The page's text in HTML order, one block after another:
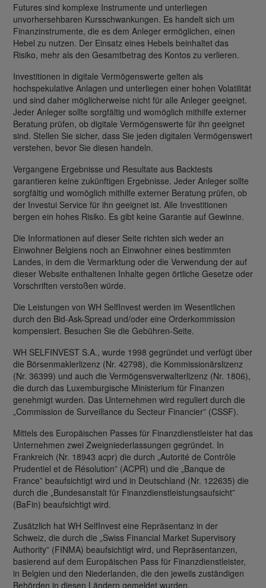
Futures sind komplexe Instrumente und unterliegen
unvorhersehbaren Kursschwankungen. Es handelt sich um
Finanzinstrumente, die es dem Anleger ermöglichen, einen
Hebel zu nutzen. Der Einsatz eines Hebels beinhaltet das
Risiko, mehr als den Gesamtbetrag des Kontos zu verlieren.
Investitionen in digitale Vermögenswerte gelten als
hochspekulative Anlagen und unterliegen einer hohen Volatilität
und sind daher möglicherweise nicht für alle Anleger geeignet.
Jeder Anleger sollte sorgfältig und womöglich mithilfe externer
Beratung prüfen, ob digitale Vermögenswerte für ihn geeignet
sind. Stellen Sie sicher, dass Sie jeden digitalen Vermögenswert
verstehen, bevor Sie diesen handeln.
Vergangene Ergebnisse und Resultate aus Backtests
garantieren keine zukünftigen Ergebnisse. Jeder Anleger sollte
sorgfältig und womöglich mithilfe externer Beratung prüfen, ob
der Investui Service für ihn geeignet ist. Alle Investitionen
bergen ein hohes Risiko. Es gibt keine Garantie auf Gewinne.
Die Informationen auf dieser Seite richten sich weder an
Einwohner Belgiens noch an Einwohner eines bestimmten
Landes, in dem die Vermarktung oder die Verwendung der auf
dieser Website enthaltenen Inhalte gegen örtliche Gesetze oder
Vorschriften verstoßen würde.
Die Leistungen von WH SelfInvest werden im Wesentlichen
durch den Bid-Ask-Spread und/oder eine Orderkommission
kompensiert. Besuchen Sie die Gebühren-Seite.
WH SELFINVEST S.A., wurde 1998 gegründet und verfügt über
die Börsenmaklerlizenz (Nr. 42798), die Kommissionärslizenz
(Nr. 36399) und auch die Vermögensverwalterlizenz (Nr. 1806),
die durch das Luxemburgische Ministerium für Finanzen
genehmigt wurden. Das Unternehmen wird reguliert durch die
„Commission de Surveillance du Secteur Financier” (CSSF).
Mittels des Europäischen Passes für Finanzdienstleister hat das
Unternehmen zwei Zweigniederlassungen gegründet. In
Frankreich (Nr. 18943 acpr) die durch „Autorité de Contrôle
Prudentiel et de Résolution” (ACPR) und die „Banque de
France” beaufsichtigt wird und in Deutschland (Nr. 122635) die
durch die „Bundesanstalt für Finanzdienstleistungsaufsicht”
(BaFin) beaufsichtigt wird.
Zusätzlich hat WH SelfInvest eine Repräsentanz in der
Schweiz, die durch die „Swiss Financial Market Supervisory
Authority” (FINMA) beaufsichtigt wird, und Repräsentanzen,
basierend auf dem Europäischen Pass für Finanzdienstleister,
in Belgien und den Niederlanden, die den jeweils zuständigen
Behörden in diesen Ländern gemeldet wurden.